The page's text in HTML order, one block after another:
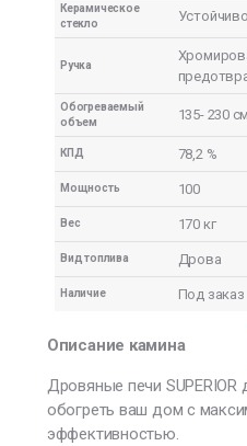
Керамическое
стекло
Ручка
Обогреваемый
объем
135- 230
КПД 78,2 %
Мощность 100
Вес 170 кг
Вид топлива Дрова
Наличие Под заказ
Описание камина
Дровяные печи
обогреть ваш дом с
эффективностью.